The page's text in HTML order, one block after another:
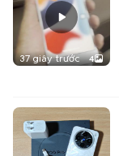
37 giây trước 4